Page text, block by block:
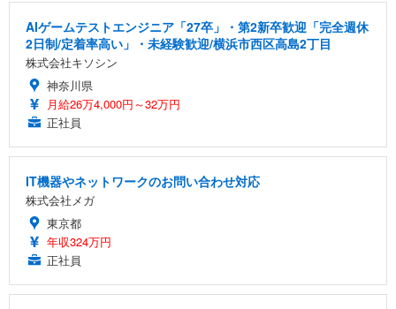
AIゲームテストエンジニア「27卒」・第2新卒歓迎「完全週休
2日制/定着率高い」・未経験歓迎/横浜市西区高島2丁目
株式会社キソシン
神奈川県
月給26万4,000円～32万円
正社員
IT機器やネットワークのお問い合わせ対応
株式会社メガ
東京都
年収324万円
正社員